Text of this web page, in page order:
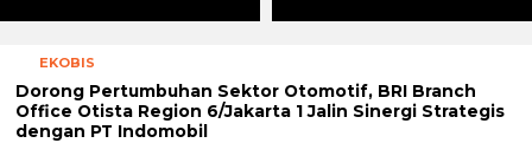
EKOBIS
Dorong Pertumbuhan Sektor Otomotif, BRI Branch
Office Otista Region 6/Jakarta 1 Jalin Sinergi Strategis
dengan PT Indomobil